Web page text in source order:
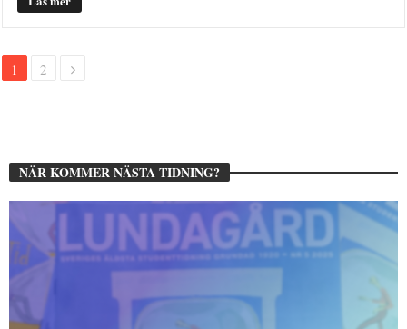
1 2
NÄR KOMMER NÄSTA TIDNING?